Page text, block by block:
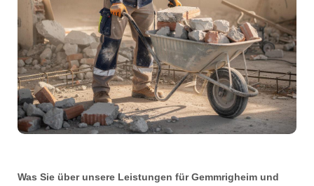
Was Sie über unsere Leistungen für Gemmrigheim und